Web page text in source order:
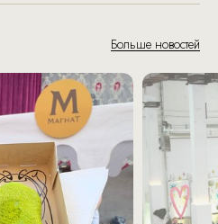
Больше новостей